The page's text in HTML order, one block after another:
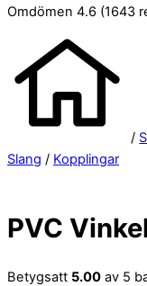
Omdömen 4.6 (1643
/
Slang / Kopplingar
PVC
Betygsatt 5.00 av 5